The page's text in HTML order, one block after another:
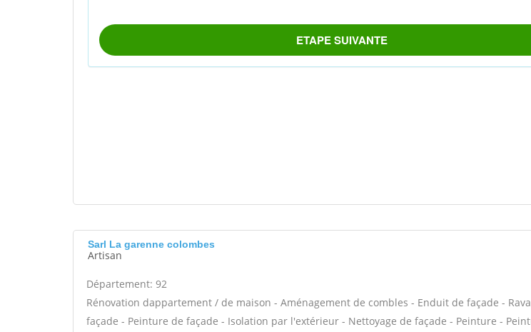
Sarl La garenne colombes
Artisan
Département: 92
Rénovation dappartement / de maison - Aménagement de combles - Enduit de façade -
façade - Peinture de façade - Isolation par l'extérieur - Nettoyage de façade - Peinture -